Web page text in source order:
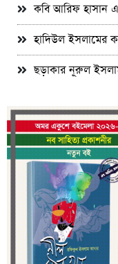
কবি আরিফ হাসান
হাদিউল ইসলামের
ছড়াকার নূরুল